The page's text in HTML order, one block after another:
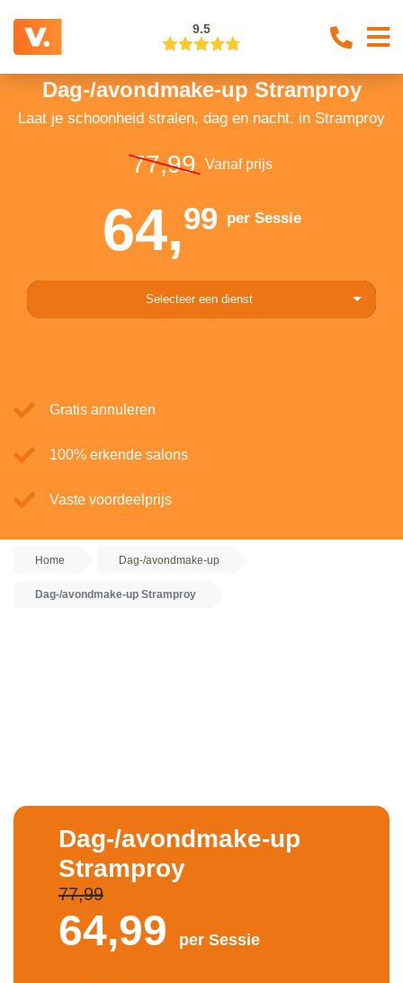
9.5
Dag-/avondmake-up Stramproy
Laat je schoonheid stralen, dag en nacht. in Stramproy
77,99 Vanaf prijs
64,99per Sessie
Selecteer een dienst
Gratis annuleren
100% erkende salons
Vaste voordeelprijs
Home Dag-/avondmake-up
Dag-/avondmake-up Stramproy
Dag-/avondmake-up
Stramproy
77,99
64,99 per Sessie